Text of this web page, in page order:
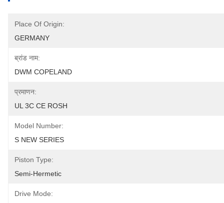
Place Of Origin:
GERMANY
ब्रांड नाम:
DWM COPELAND
प्रमाणन:
UL 3C CE ROSH
Model Number:
S NEW SERIES
Piston Type:
Semi-Hermetic
Drive Mode: